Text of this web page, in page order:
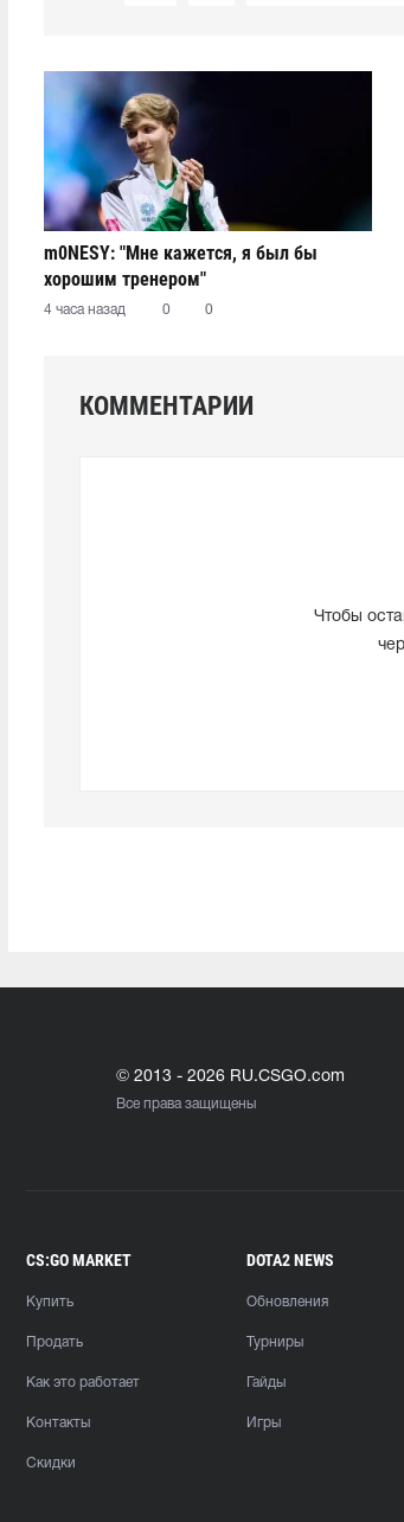
m0NESY: "Мне кажется, я был бы
хорошим тренером"
4 часа назад 0 0
КОММЕНТАРИИ
Чтобы
© 2013 - 2026 RU.CSGO.com
Все права защищены
CS:GO MARKET
Купить
Продать
Как это работает
Контакты
Скидки
DOTA2 NEWS
Обновления
Турниры
Гайды
Игры